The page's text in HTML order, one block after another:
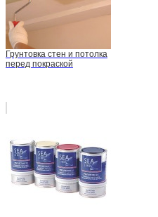
Грунтовка стен и потолка
перед покраской